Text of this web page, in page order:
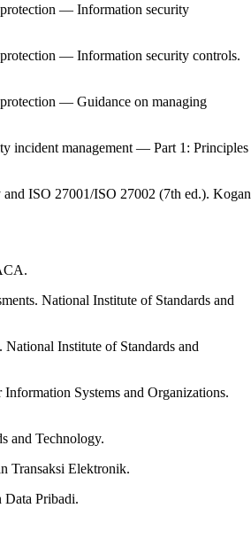
— Information security
— Information security controls.
— Guidance on managing
incident management — Part 1: Principles
ISO 27001/ISO 27002 (7th ed.). Kogan
National Institute of Standards and
Institute of Standards and
Systems and Organizations.
and Technology.
Transaksi Elektronik.
Data Pribadi.